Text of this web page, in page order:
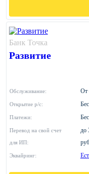
Банк Точка
Развитие
Обслуживание: От
Открытие р/с:
Платежи:
Перевод на свой счет
для ИП:
до
Эквайринг: